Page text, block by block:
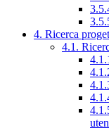
4. Ricerca
4.1.